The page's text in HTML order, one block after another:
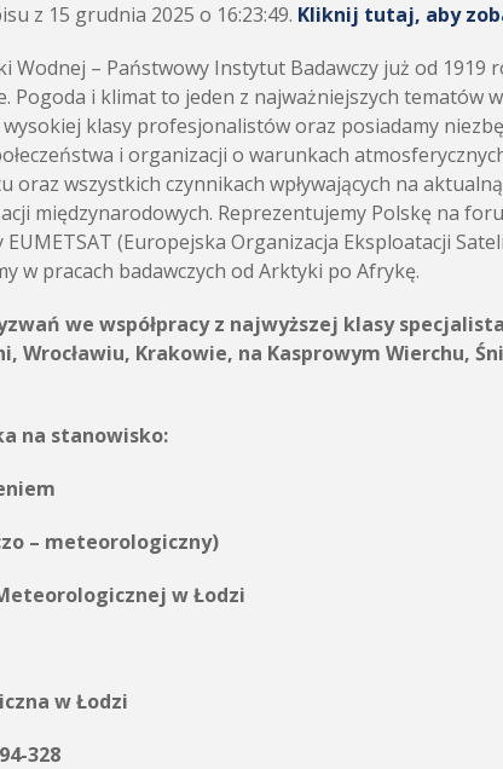
z 15 grudnia 2025 o 16:23:49. Kliknij tutaj, aby
– Państwowy Instytut Badawczy już od 1919
Pogoda i klimat to jeden z najważniejszych tematów
klasy profesjonalistów oraz posiadamy
i organizacji o warunkach
oraz wszystkich czynnikach wpływających na
międzynarodowych. Reprezentujemy Polskę na
(Europejska Organizacja Eksploatacji
w pracach badawczych od Arktyki po Afrykę.
we współpracy z najwyższej klasy
Wrocławiu, Krakowie, na Kasprowym Wierchu,
na stanowisko:
– meteorologiczny)
w Łodzi
w Łodzi
328